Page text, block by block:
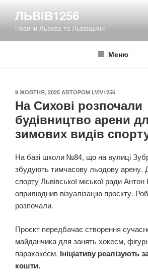
вмісту
ЛЬВІВ1256
Новини Львова та Львівщини
Меню
ОПУБЛІКОВАНО
9 ЖОВТНЯ, 2025 АВТОРОМ LVIV1256
На Сихові розпочали
будівництво арени
зимових видів
На базі школи №84, що на вулиці
збудують тимчасову льодову арену.
спорту Львівської міської ради Антон
оприлюднив візуалізацію проєкту.
розпочали.
Проєкт передбачає створення
майданчика для занять хокеєм,
парахокеєм. Ініціативу реалізують
кошти.